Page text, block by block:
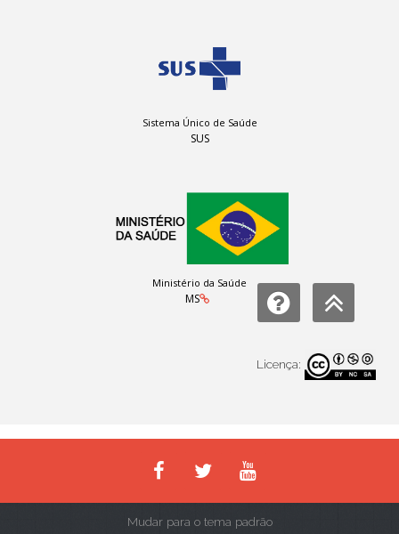
Sistema Único de Saúde
SUS
Ministério da Saúde
MS
Licença:
Mudar para o tema padrão